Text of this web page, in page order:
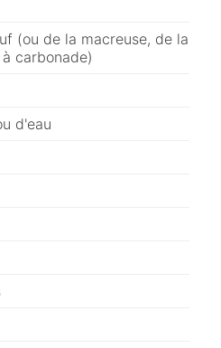
(ou de la macreuse, de la
carbonade)
d'eau